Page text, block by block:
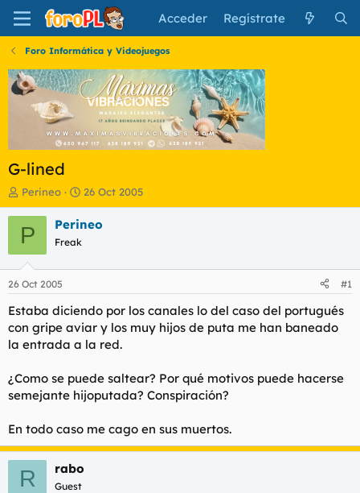
Acceder Regístrate
Foro Informática y Videojuegos
G-lined
I
n
i
c
a
d
o
r
e
l
e
m
Perineo
F
e
c
i
n
i
c
26 Oct 2005
P Perineo
Freak
26 Oct 2005 #1
Estaba diciendo por los canales lo del caso del portugués
con gripe aviar y los muy hijos de puta me han baneado
la entrada a la red.
¿Como se puede saltear? Por qué motivos puede hacerse
semejante hijoputada? Conspiración?
En todo caso me cago en sus muertos.
R rabo
Guest